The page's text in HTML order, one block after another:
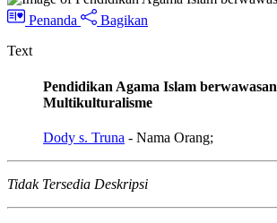
Penanda
Bagikan
Text
Pendidikan Agama Islam berwawasan
Multikulturalisme
Dody s. Truna - Nama Orang;
Tidak Tersedia Deskripsi